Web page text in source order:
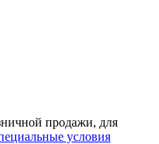
продажи, для
условия